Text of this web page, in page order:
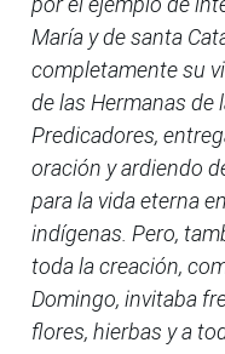
María y de santa
completamente su
de las Hermanas de
Predicadores,
oración y ardiendo
para la vida eterna
indígenas. Pero,
toda la creación,
Domingo, invitaba
flores, hierbas y a